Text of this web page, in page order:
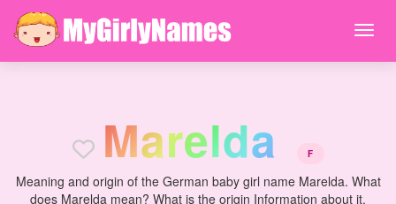
Marelda F
Meaning and origin of the German baby girl name Marelda. What
does Marelda mean? What is the origin Information about it.